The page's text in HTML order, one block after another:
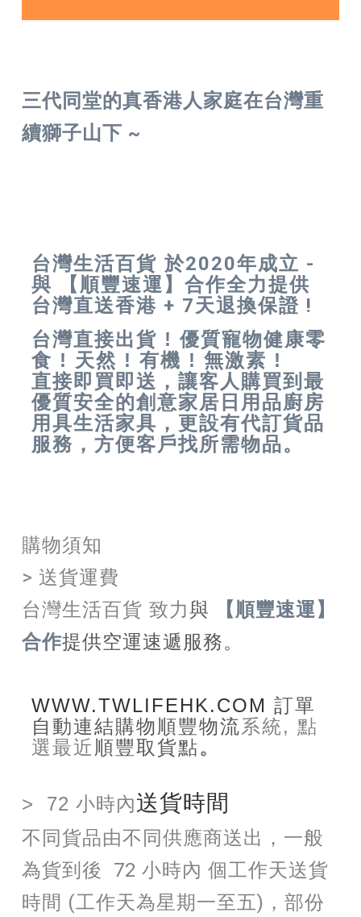
三代同堂的真香港人家庭在台灣重
續獅子山下 ~
台灣生活百貨 於2020年成立 -
與
【順豐速運】合作全力提供
台灣直送香港 + 7天退換保證 !
台灣直接出貨 ! 優質寵物健康零
食 ! 天然 ! 有機 ! 無激素 !
直接即買即送 ，讓客人購買到最
優質安全的創意家居日用品廚房
用具生活家具 ，更設有代訂貨品
服務，方便客戶找所需物品。
購物須知
> 送貨運費
台灣生活百貨 致力與
【順豐速運】
合作提供空運速遞服務。
WWW.TWLIFEHK.COM 訂單
自動連結購物順豐物流系統, 點
選最近 順豐取貨點。
> 72 小時內送貨時間
不同貨品由不同供應商送出，一般
為貨到後 72 小時內 個工作天送貨
時間 (工作天為星期一至五)，部份